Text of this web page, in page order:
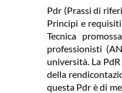
Pdr (Prassi di
Principi e
Tecnica
professionisti
università. La
della
questa Pdr è di